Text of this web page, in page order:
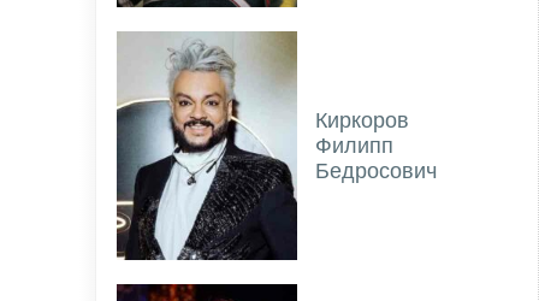
Киркоров
Филипп
Бедросович